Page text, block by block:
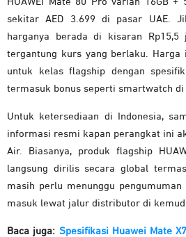
sekitar AED 3.699 di pasar UAE.
harganya berada di kisaran
tergantung kurs yang berlaku.
untuk kelas flagship dengan
termasuk bonus seperti smartwatch di
Untuk ketersediaan di Indonesia,
informasi resmi kapan perangkat ini
Air. Biasanya, produk flagship
langsung dirilis secara global
masih perlu menunggu
masuk lewat jalur distributor di
Baca juga: Spesifikasi Huawei Mate